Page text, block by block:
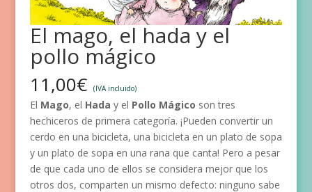
El mago, el hada y el
pollo mágico
11,00€ (IVA incluido)
El Mago, el Hada y el Pollo Mágico son tres
hechiceros de primera categoría. ¡Pueden convertir un
cerdo en una bicicleta, una bicicleta en un plato de sopa
y un plato de sopa en una rana que canta! Pero a pesar
de que cada uno de ellos se considera mejor que los
otros dos, comparten un mismo defecto: ninguno sabe